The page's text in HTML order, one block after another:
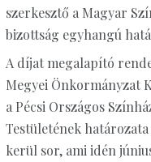
szerkesztő a Magyar
bizottság egyhangú
A díjat megalapító
Megyei Önkormányzat
a Pécsi Országos
Testületének
kerül sor, ami idén